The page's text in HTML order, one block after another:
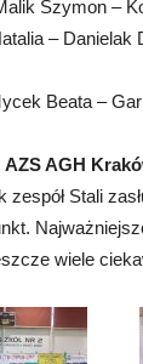
Szymon –
– Danielak
Beata –
AZS AGH
Stali
wiele